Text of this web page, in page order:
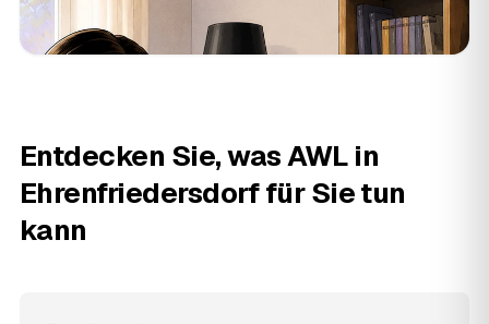
Entdecken Sie, was AWL in
Ehrenfriedersdorf für Sie tun
kann